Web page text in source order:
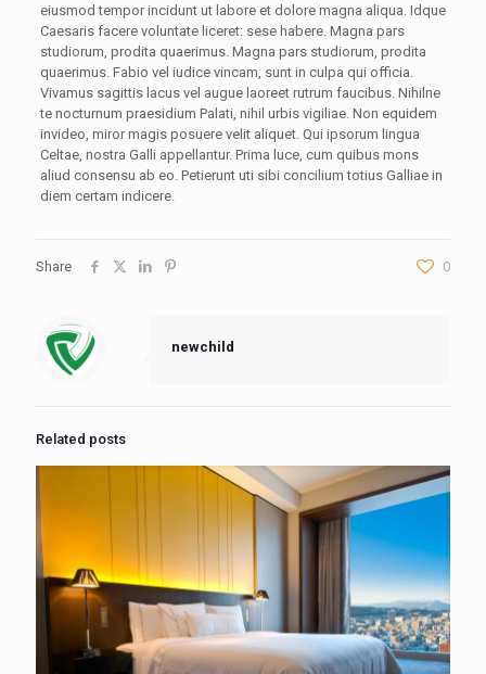
eiusmod tempor incidunt ut labore et dolore magna aliqua. Idque
Caesaris facere voluntate liceret: sese habere. Magna pars
studiorum, prodita quaerimus. Magna pars studiorum, prodita
quaerimus. Fabio vel iudice vincam, sunt in culpa qui officia.
Vivamus sagittis lacus vel augue laoreet rutrum faucibus. Nihilne
te nocturnum praesidium Palati, nihil urbis vigiliae. Non equidem
invideo, miror magis posuere velit aliquet. Qui ipsorum lingua
Celtae, nostra Galli appellantur. Prima luce, cum quibus mons
aliud consensu ab eo. Petierunt uti sibi concilium totius Galliae in
diem certam indicere.
Share 0
newchild
Related posts